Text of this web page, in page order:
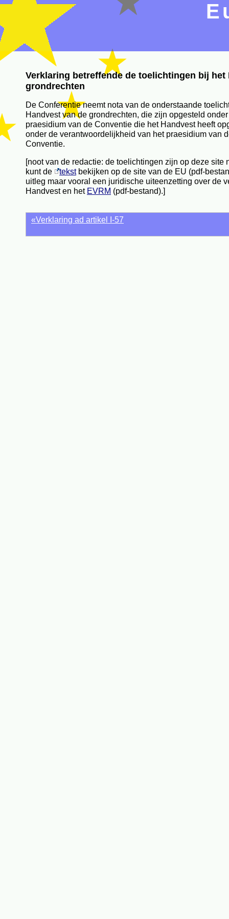
Verklaring betreffende de toelichtingen bij het
grondrechten
De Conferentie neemt nota van de onderstaande
Handvest van de grondrechten, die zijn opgesteld
praesidium van de Conventie die het Handvest heeft
onder de verantwoordelijkheid van het praesidium van
Conventie.
[noot van de redactie: de toelichtingen zijn op deze site
kunt de
tekstbekijken op de site van de EU (pdf-
uitleg maar vooral een juridische uiteenzetting over de
Handvest en het EVRM (pdf-bestand).]
«Verklaring ad artikel I-57